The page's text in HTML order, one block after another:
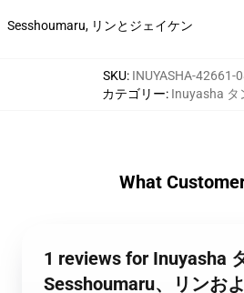
Sesshoumaru, リンとジェイケン
SKU: INUYASHA-42661-
カテゴリー: Inuyasha タ
What
1 reviews for Inuyasha
Sesshoumaru、リンお